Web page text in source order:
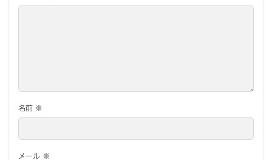
名前 ※
メール ※